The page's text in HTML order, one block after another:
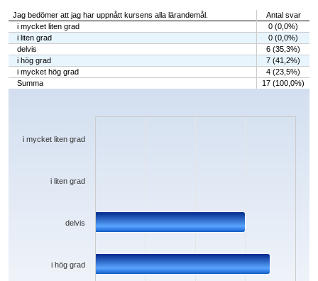
Jag bedömer att jag har uppnått kursens alla lärandemål.
Antal svar
i mycket liten grad
0 (0,0%)
i liten grad
0 (0,0%)
delvis
6 (35,3%)
i hög grad
7 (41,2%)
i mycket hög grad
4 (23,5%)
Summa
17 (100,0%)
Chart
The chart has 1 X axis displaying categories.
i hög grad
delvis
i liten grad
i mycket liten grad